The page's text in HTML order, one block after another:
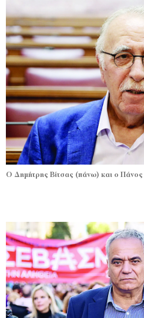
Ο Δημήτρης Βίτσας (πάνω) και ο